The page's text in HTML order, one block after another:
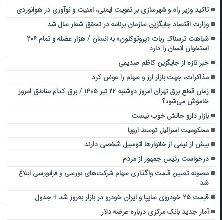
تاکید وزیر راه و شهرسازی بر تقویت ایمنی، امنیت و نوآوری در هوانوردی
وزارت اقتصاد جایگزین سازمان برنامه در تحقق شعار سال شد
شباهت ترسناک ربات «پروتوکلون» به انسان / هزار عضله و تمام ۲۰۶
استخوان انسان را دارد
خبر تازه از جایگزین کاظم صدیقی
مذاکرات، جهت بازار ارز و سهام را عوض کرد
زمان قطع برق تهران امروز دوشنبه ۲۲ تیر ۱۴۰۵ / برق کدام مناطق امروز
خاموش می‌شود؟
بازار دارو حالش خوب نیست
محکومیت اسرائیل توسط اروپا
بیش از نیمی از خانوارها اتومبیل شخصی دارند
درخواست رئیس جمهور از مردم
مصوبه تعیین قیمت واگذاری سهام شرکت‌های بورسی و فرابورسی ابلاغ
شد
قیمت ۲۵ خودروی سایپا و ایران خودرو در بازار به‌روز شد + جدول
آمار جدید بانک مرکزی درباره عرضه دلار